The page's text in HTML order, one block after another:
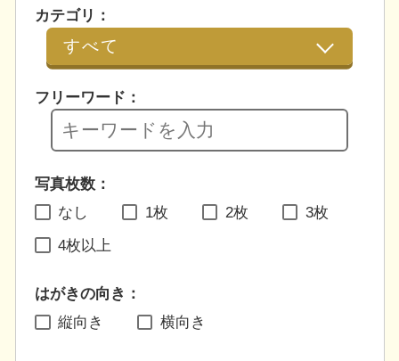
カテゴリ：
フリーワード：
写真枚数：
なし
1枚 2枚 3枚
4枚以上
はがきの向き：
縦向き
横向き